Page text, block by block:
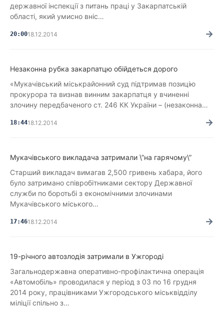
державної інспекції з питань праці у Закарпатській
області, який умисно вніс…
20:0018.12.2014 →
Незаконна рубка закарпатцю обійдеться дорого
«Мукачівський міськрайонний суд підтримав позицію
прокурора та визнав винним закарпатця у вчиненні
злочину передбаченого ст. 246 КК України – (незаконна…
18:4418.12.2014 →
Мукачівського викладача затримали \”на гарячому\”
Старший викладач вимагав 2,500 гривень хабара, його
було затримано співробітниками сектору Державної
служби по боротьбі з економічними злочинами
Мукачівського міського…
17:4618.12.2014 →
19-річного автозлодія затримали в Ужгороді
Загальнодержавна оперативно-профілактична операція
«Автомобіль» проводилася у період з 03 по 16 грудня
2014 року, працівниками Ужгородського міськвідділу
міліції спільно з…